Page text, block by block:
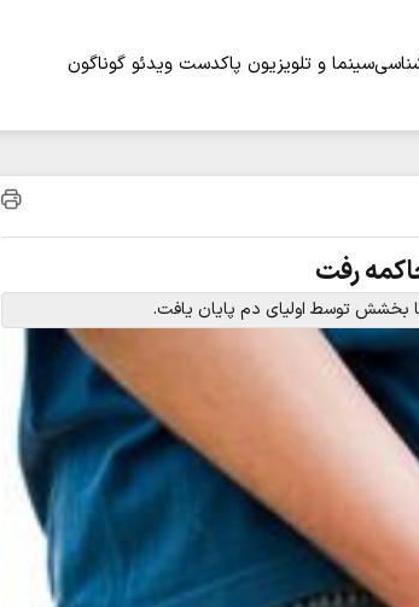
سینما و تلویزیون پاکدست ویدئو گوناگون
رفت
بخشش توسط اولیای دم پایان یافت.